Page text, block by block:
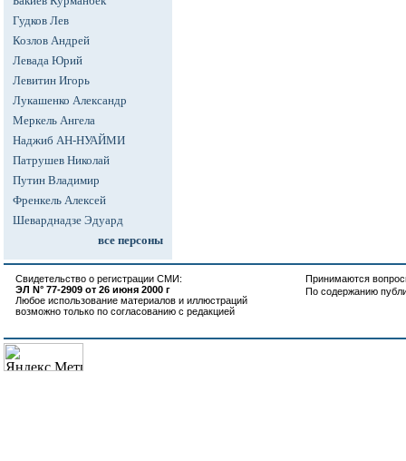
Гудков Лев
Козлов Андрей
Левада Юрий
Левитин Игорь
Лукашенко Александр
Меркель Ангела
Наджиб АН-НУАЙМИ
Патрушев Николай
Путин Владимир
Френкель Алексей
Шеварднадзе Эдуард
все персоны
Свидетельство о регистрации СМИ:
ЭЛ N° 77-2909 от 26 июня 2000 г
Любое использование материалов и иллюстраций
возможно только по согласованию с редакцией
Принимаются
По содержанию